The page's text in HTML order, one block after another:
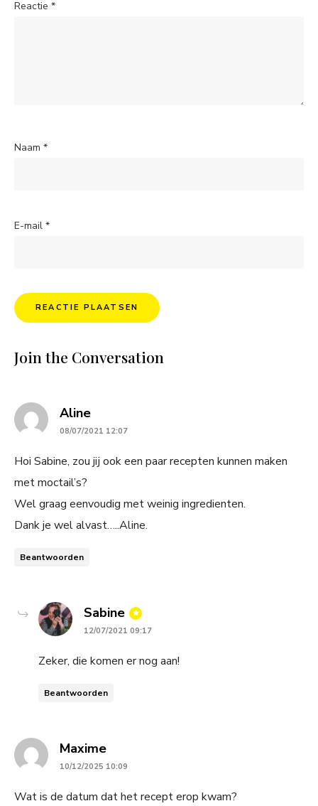
Reactie *
Naam *
E-mail *
Join the Conversation
Alinesays:
08/07/2021 12:07
Hoi Sabine, zou jij ook een paar recepten kunnen maken
met moctail’s?
Wel graag eenvoudig met weinig ingredienten.
Dank je wel alvast…..Aline.
Beantwoorden
Sabine says:
12/07/2021 09:17
Zeker, die komen er nog aan!
Beantwoorden
Maximesays:
10/12/2025 10:09
Wat is de datum dat het recept erop kwam?